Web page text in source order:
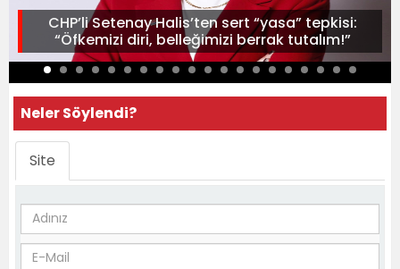
CHP’li Setenay Halis’ten sert “yasa” tepkisi:
“Öfkemizi diri, belleğimizi berrak tutalım!”
Neler Söylendi?
Site